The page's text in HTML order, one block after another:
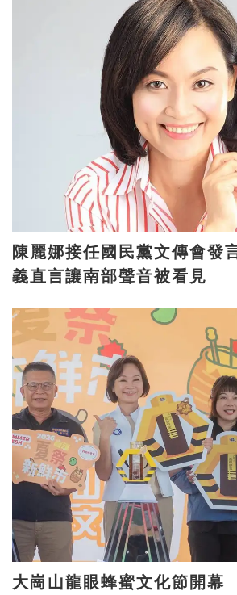
陳麗娜接任國民黨文傳會
義直言讓南部聲音被看見
大崗山龍眼蜂蜜文化節開